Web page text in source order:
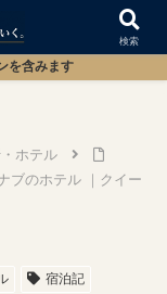
を含みます
ホテル
ブのホテル ｜クイー
宿泊記
検索